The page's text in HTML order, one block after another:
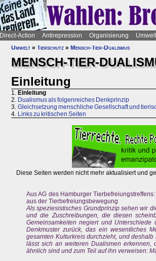
Direct-Action Antirepression Organisierung Umwelt
Umwelt » Tierschutz » Mensch-Tier-Dualismus
MENSCH-TIER-
Einleitung
1. Einleitung
2. Dualismus als folgenreiches Denkprinzip
3. Gleichsetzung menschliche Gesellschaft und
4. Links zu kritischen Seiten
Diese Seiten werden nicht mehr aktualisiert und
Aus AG des Hamburger
aus der Tierbefreiungsbewegung
Als speziesistisches Grundprinzip sehen wir
und die Zuschreibungen, die diesen
Gemeinsamkeiten negiert und
Denkmuster zurück, das ein wesentliches
gesamten Kulturkreis durchzieht, und
lässt sich an weiteren Dualismen erkennen,
ähnlich sind und zum Teil auf ihn verweisen: